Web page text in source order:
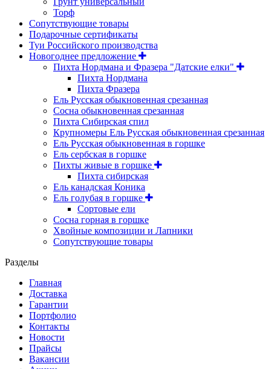
Торф
Сопутствующие товары
Подарочные сертификаты
Туи Российского производства
Новогоднее предложение
Пихта Нордмана и Фразера "Датские елки"
Пихта Нордмана
Пихта Фразера
Ель Русская обыкновенная срезанная
Сосна обыкновенная срезанная
Пихта Сибирская спил
Крупномеры Ель Русская обыкновенная срезанная
Ель Русская обыкновенная в горшке
Ель сербская в горшке
Пихты живые в горшке
Пихта сибирская
Ель канадская Коника
Ель голубая в горшке
Сортовые ели
Сосна горная в горшке
Хвойные композиции и Лапники
Сопутствующие товары
Разделы
Главная
Доставка
Гарантии
Портфолио
Контакты
Новости
Прайсы
Вакансии